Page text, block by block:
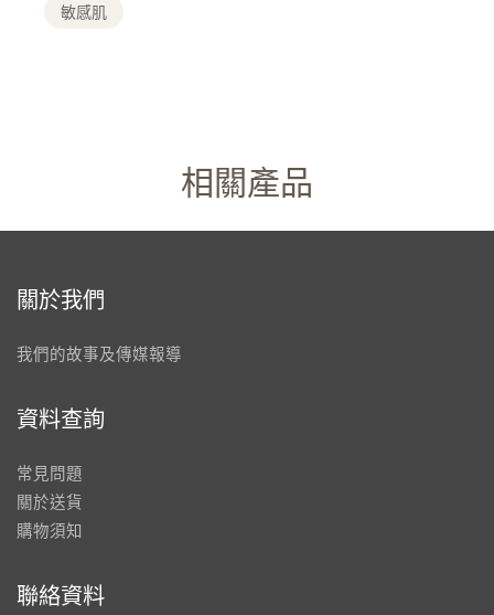
敏感肌
相關產品
關於我們
我們的故事及傳媒報導
資料查詢
常見問題
關於送貨
購物須知
聯絡資料